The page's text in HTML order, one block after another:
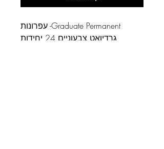
Graduate Permanent- עפרונות
גרדיואט צבעוניים 24 יחידות